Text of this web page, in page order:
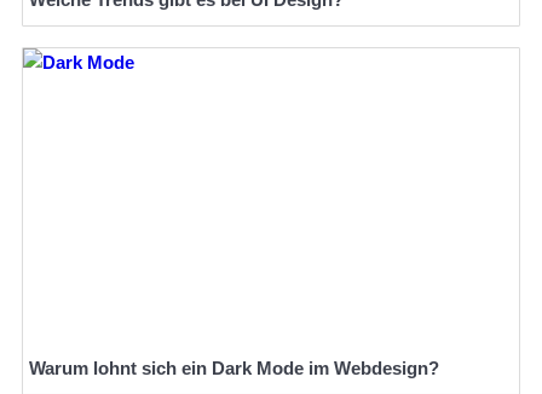
Warum lohnt sich ein Dark Mode im Webdesign?